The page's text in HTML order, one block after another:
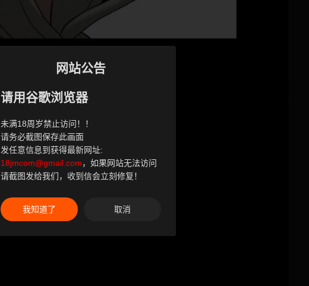
网站公告
请用谷歌浏览器
未满18周岁禁止访问！！
请务必截图保存此画面
发任意信息到获得最新网址:
18jmcom@gmail.com，如果网站无法访问
请截图发给我们，收到信会立刻修复！
我知道了 取消